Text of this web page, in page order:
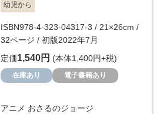
幼児から
ISBN978-4-323-04317-3 / 21×26cm /
32ページ / 初版2022年7月
定価1,540円 (本体1,400円+税)
在庫あり 電子書籍あり
アニメ おさるのジョージ